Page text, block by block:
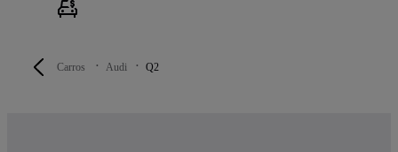
Carros Audi Q2